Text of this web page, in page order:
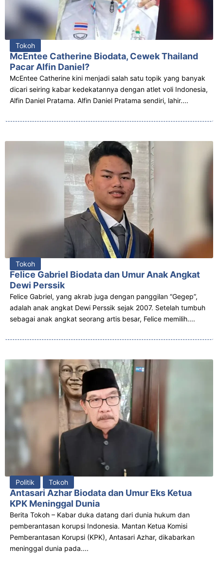
Tokoh
McEntee Catherine Biodata, Cewek Thailand
Pacar Alfin Daniel?
McEntee Catherine kini menjadi salah satu topik yang banyak
dicari seiring kabar kedekatannya dengan atlet voli Indonesia,
Alfin Daniel Pratama. Alfin Daniel Pratama sendiri, lahir....
Tokoh
Felice Gabriel Biodata dan Umur Anak Angkat
Dewi Perssik
Felice Gabriel, yang akrab juga dengan panggilan “Gegep”,
adalah anak angkat Dewi Perssik sejak 2007. Setelah tumbuh
sebagai anak angkat seorang artis besar, Felice memilih....
Politik Tokoh
Antasari Azhar Biodata dan Umur Eks Ketua
KPK Meninggal Dunia
Berita Tokoh – Kabar duka datang dari dunia hukum dan
pemberantasan korupsi Indonesia. Mantan Ketua Komisi
Pemberantasan Korupsi (KPK), Antasari Azhar, dikabarkan
meninggal dunia pada....